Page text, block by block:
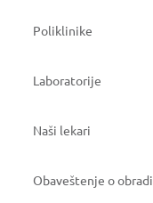
Poliklinike
Laboratorije
Naši lekari
Obaveštenje o obradi